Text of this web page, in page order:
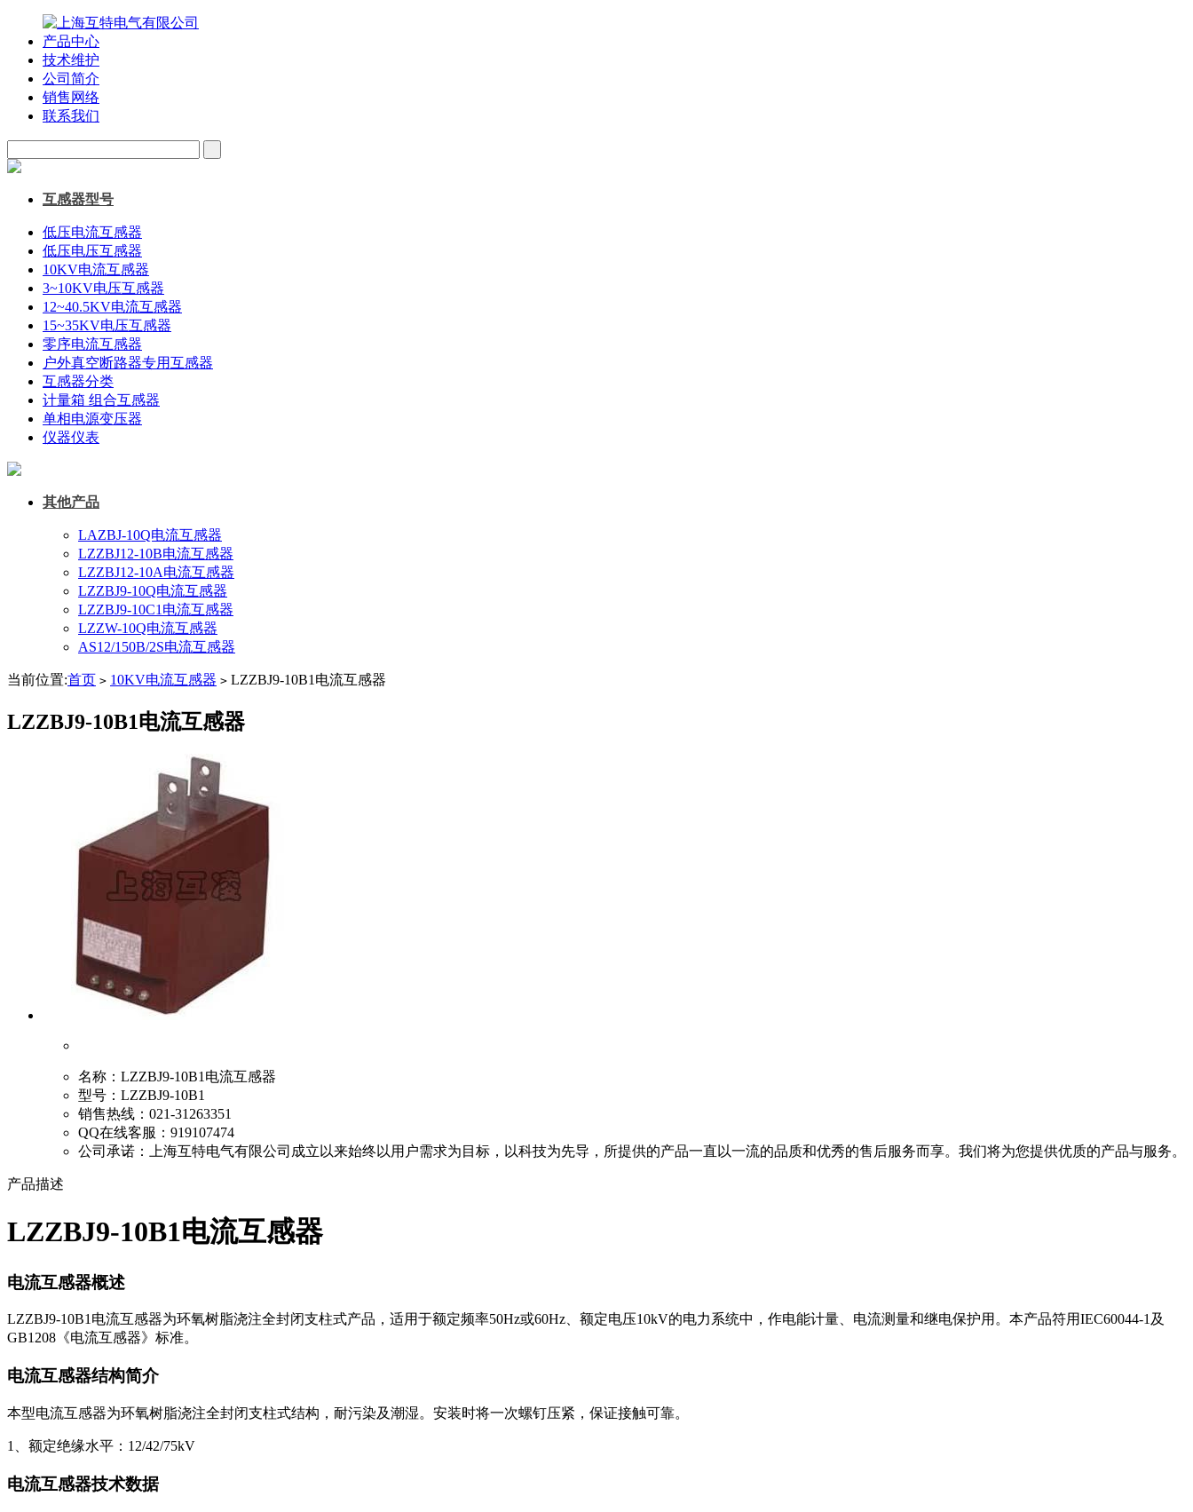
产品中心
技术维护
公司简介
销售网络
联系我们
互感器型号
低压电流互感器
低压电压互感器
10KV电流互感器
3~10KV电压互感器
12~40.5KV电流互感器
15~35KV电压互感器
零序电流互感器
户外真空断路器专用互感器
互感器分类
计量箱 组合互感器
单相电源变压器
仪器仪表
其他产品
LAZBJ-10Q电流互感器
LZZBJ12-10B电流互感器
LZZBJ12-10A电流互感器
LZZBJ9-10Q电流互感器
LZZBJ9-10C1电流互感器
LZZW-10Q电流互感器
AS12/150B/2S电流互感器
当前位置:首页 > 10KV电流互感器 > LZZBJ9-10B1电流互感器
LZZBJ9-10B1电流互感器
名称： LZZBJ9-10B1电流互感器
型号： LZZBJ9-10B1
销售热线： 021-31263351
QQ在线客服： 919107474
公司承诺：
上海互特电气有限公司成立以来始终以用户需求为目标，以科技为先导，所提供的产品一直以一流的品质和优秀的售后服务而享。我们将为您提供优质的产品与服务。
产品描述
LZZBJ9-10B1电流互感器
电流互感器概述
LZZBJ9-10B1电流互感器为环氧树脂浇注全封闭支柱式产品，适用于额定频率50Hz或60Hz、额定电压10kV的电力系统中，作电能计量、电流测量和继电保护用。本产品符用IEC60044-1及
GB1208《电流互感器》标准。
电流互感器结构简介
本型电流互感器为环氧树脂浇注全封闭支柱式结构，耐污染及潮湿。安装时将一次螺钉压紧，保证接触可靠。
1、额定绝缘水平：12/42/75kV
电流互感器技术数据